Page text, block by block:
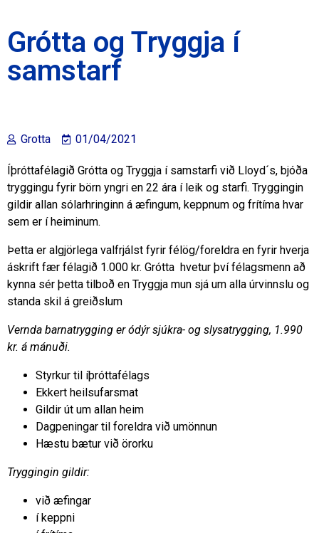
Grótta og Tryggja í
samstarf
Grotta 01/04/2021
Íþróttafélagið Grótta og Tryggja í samstarfi við Lloyd´s, bjóða
tryggingu fyrir börn yngri en 22 ára í leik og starfi. Tryggingin
gildir allan sólarhringinn á æfingum, keppnum og frítíma hvar
sem er í heiminum.
Þetta er algjörlega valfrjálst fyrir félög/foreldra en fyrir hverja
áskrift fær félagið 1.000 kr. Grótta hvetur því félagsmenn að
kynna sér þetta tilboð en Tryggja mun sjá um alla úrvinnslu og
standa skil á greiðslum
Vernda barnatrygging er ódýr sjúkra- og slysatrygging, 1.990
kr. á mánuði.
Styrkur til íþróttafélags
Ekkert heilsufarsmat
Gildir út um allan heim
Dagpeningar til foreldra við umönnun
Hæstu bætur við örorku
Tryggingin gildir:
við æfingar
í keppni